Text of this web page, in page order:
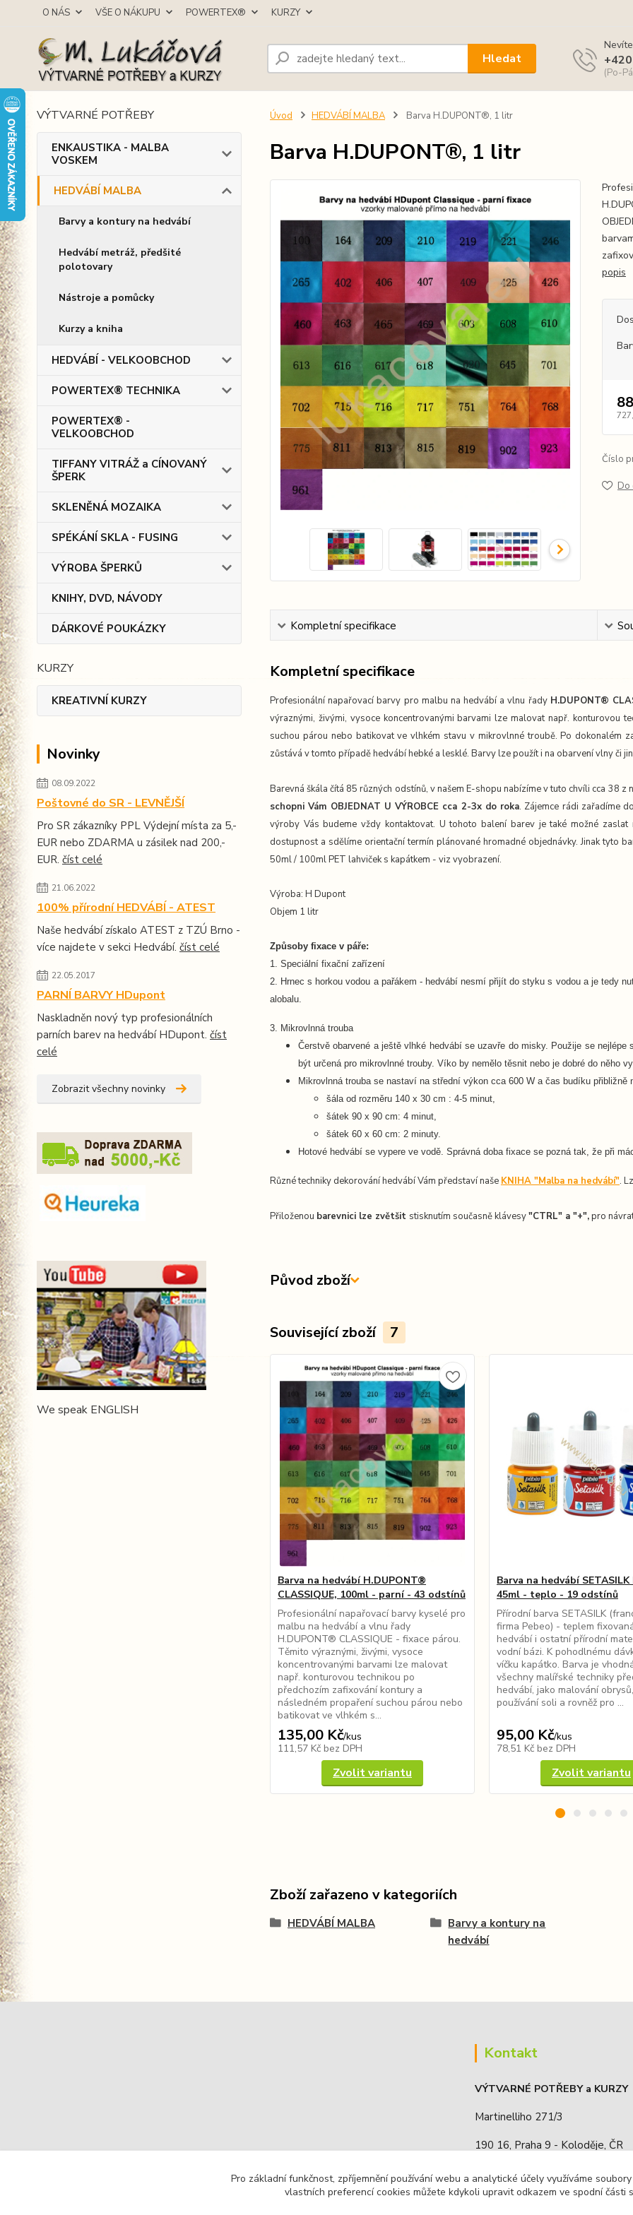
O NÁS VŠE O NÁKUPU POWERTEX® KURZY
Hledat
(Po-
VÝTVARNÉ POTŘEBY
ENKAUSTIKA - MALBA
VOSKEM
HEDVÁBÍ MALBA
Barvy a kontury na hedvábí
Hedvábí metráž, předšité
polotovary
Nástroje a pomůcky
Kurzy a kniha
HEDVÁBÍ - VELKOOBCHOD
POWERTEX® TECHNIKA
POWERTEX® -
VELKOOBCHOD
TIFFANY VITRÁŽ a CÍNOVANÝ
ŠPERK
SKLENĚNÁ MOZAIKA
SPÉKÁNÍ SKLA - FUSING
VÝROBA ŠPERKŮ
KNIHY, DVD, NÁVODY
DÁRKOVÉ POUKÁZKY
KURZY
KREATIVNÍ KURZY
Novinky
08.09.2022
Poštovné do SR - LEVNĚJŠÍ
Pro SR zákazníky PPL Výdejní místa za 5,-
EUR nebo ZDARMA u zásilek nad 200,-
EUR. číst celé
21.06.2022
100% přírodní HEDVÁBÍ - ATEST
Naše hedvábí získalo ATEST z TZÚ Brno -
více najdete v sekci Hedvábí. číst celé
22.05.2017
PARNÍ BARVY HDupont
Naskladněn nový typ profesionálních
parních barev na hedvábí HDupont. číst
celé
Zobrazit všechny novinky
We speak ENGLISH
Úvod HEDVÁBÍ MALBA Barva H.DUPONT®, 1 litr
Barva H.DUPONT®, 1 litr
popis
Číslo
Do
Kompletní specifikace
Kompletní specifikace
Profesionální napařovací barvy pro malbu na hedvábí a vlnu řady H.DUPONT®
výraznými, živými, vysoce koncentrovanými barvami lze malovat např. konturovou
suchou párou nebo batikovat ve vlhkém stavu v mikrovlnné troubě. Po dokonalém
zůstává v tomto případě hedvábí hebké a lesklé. Barvy lze použít i na obarvení vlny či
Barevná škála čítá 85 různých odstínů, v našem E-shopu nabízíme v tuto chvíli cca 38
schopni Vám OBJEDNAT U VÝROBCE cca 2-3x do roka. Zájemce rádi zařadíme
výroby Vás budeme vždy kontaktovat. U tohoto balení barev je také možné
dostupnost a sdělíme orientační termín plánované hromadné objednávky. Jinak
50ml / 100ml PET lahviček s kapátkem - viz vyobrazení.
Výroba: H Dupont
Objem 1 litr
Způsoby fixace v páře:
1. Speciální fixační zařízení
2. Hrnec s horkou vodou a pařákem -hedvábí nesmí přijít do styku s vodou a je tedy
alobalu.
3. Mikrovlnná trouba
Čerstvě obarvené a ještě vlhké hedvábí se uzavře do misky. Použije se
být určená pro mikrovlnné trouby. Víko by nemělo těsnit nebo je dobré do něho
Mikrovlnná trouba se nastaví na střední výkon cca 600 W a čas budíku přibližně
šála od rozměru 140 x 30 cm : 4-5 minut,
šátek 90 x 90 cm: 4 minut,
šátek 60 x 60 cm: 2 minuty.
Hotové hedvábí se vypere ve vodě. Správná doba fixace se pozná tak, že při
Různé techniky dekorování hedvábí Vám představí naše KNIHA "Malba na hedvábí".
Přiloženou barevnici lze zvětšit stisknutím současně klávesy"CTRL" a "+",pro
Původ zboží
Související zboží 7
Barva na hedvábí H.DUPONT®
CLASSIQUE, 100ml - parní - 43 odstínů
Profesionální napařovací barvy kyselé pro
malbu na hedvábí a vlnu řady
H.DUPONT® CLASSIQUE - fixace párou.
Těmito výraznými, živými, vysoce
koncentrovanými barvami lze malovat
např. konturovou technikou po
předchozím zafixování kontury a
následném propaření suchou párou nebo
batikovat ve vlhkém s...
135,00 Kč/kus
111,57 Kč bez DPH
Zvolit variantu
Barva na hedvábí SETASILK
45ml - teplo - 19 odstínů
Přírodní barva SETASILK
firma Pebeo) - teplem
hedvábí i ostatní přírodní
vodní bázi. K pohodlnému
víčku kapátko. Barva je
všechny malířské techniky
hedvábí, jako malování
používání soli a rovněž pro ...
95,00 Kč/kus
78,51 Kč bez DPH
Zvolit variantu
Zboží zařazeno v kategoriích
HEDVÁBÍ MALBA
Barvy a kontury na
hedvábí
Kontakt
VÝTVARNÉ POTŘEBY a KURZY
Martinelliho 271/3
190 16, Praha 9 - Koloděje, ČR
IČO: 68885636
Pro základní funkčnost, zpříjemnění používání webu a analytické účely využíváme
vlastních preferencí cookies můžete kdykoli upravit odkazem ve spodní části